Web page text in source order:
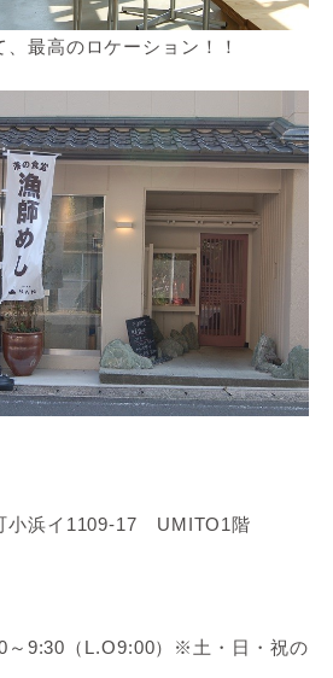
最高のロケーション！！
小浜イ1109-17 UMITO1階
～9:30（L.O9:00）※土・日・祝の